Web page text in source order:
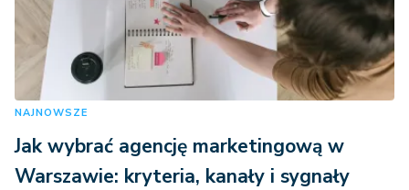
NAJNOWSZE
Jak wybrać agencję marketingową w
Warszawie: kryteria, kanały i sygnały